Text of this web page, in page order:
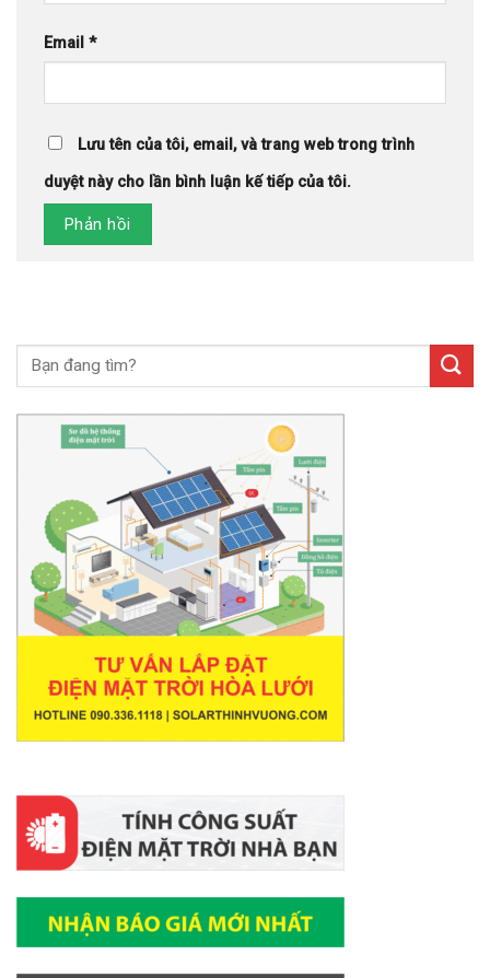
Email *
Lưu tên của tôi, email, và trang web trong trình
duyệt này cho lần bình luận kế tiếp của tôi.